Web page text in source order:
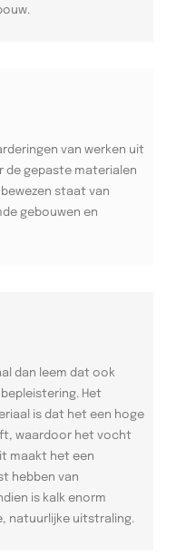
van werken uit
de gepaste materialen
staat van
gebouwen en
dan leem dat ook
Het
is dat het een hoge
waardoor het vocht
maakt het een
hebben van
is kalk enorm
natuurlijke uitstraling.